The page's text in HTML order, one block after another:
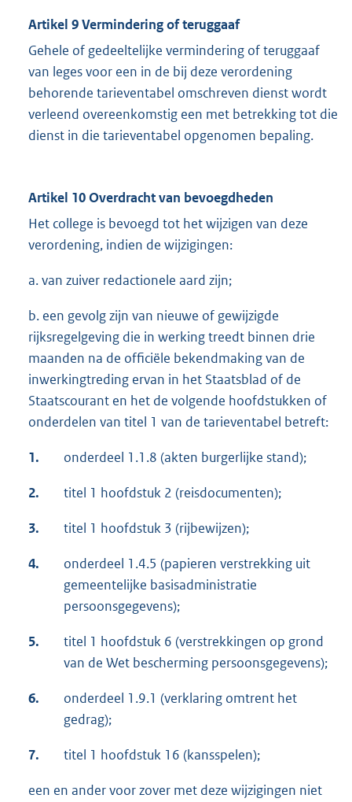
Artikel 9 Vermindering of teruggaaf
Gehele of gedeeltelijke vermindering of teruggaaf
van leges voor een in de bij deze verordening
behorende tarieventabel omschreven dienst wordt
verleend overeenkomstig een met betrekking tot die
dienst in die tarieventabel opgenomen bepaling.
Artikel 10 Overdracht van bevoegdheden
Het college is bevoegd tot het wijzigen van deze
verordening, indien de wijzigingen:
a. van zuiver redactionele aard zijn;
b. een gevolg zijn van nieuwe of gewijzigde
rijksregelgeving die in werking treedt binnen drie
maanden na de officiële bekendmaking van de
inwerkingtreding ervan in het Staatsblad of de
Staatscourant en het de volgende hoofdstukken of
onderdelen van titel 1 van de tarieventabel betreft:
1. onderdeel 1.1.8 (akten burgerlijke stand);
2. titel 1 hoofdstuk 2 (reisdocumenten);
3. titel 1 hoofdstuk 3 (rijbewijzen);
4.
onderdeel 1.4.5 (papieren verstrekking uit
gemeentelijke basisadministratie
persoonsgegevens);
5.
titel 1 hoofdstuk 6 (verstrekkingen op grond
van de Wet bescherming persoonsgegevens);
6.
onderdeel 1.9.1 (verklaring omtrent het
gedrag);
7. titel 1 hoofdstuk 16 (kansspelen);
een en ander voor zover met deze wijzigingen niet